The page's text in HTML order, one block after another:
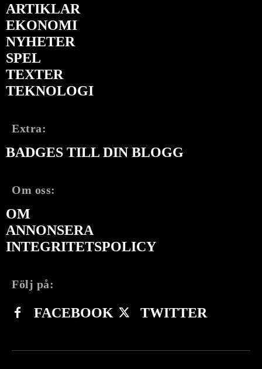
ARTIKLAR
EKONOMI
NYHETER
SPEL
TEXTER
TEKNOLOGI
Extra:
BADGES TILL DIN BLOGG
Om oss:
OM
ANNONSERA
INTEGRITETSPOLICY
Följ på:
FACEBOOK TWITTER